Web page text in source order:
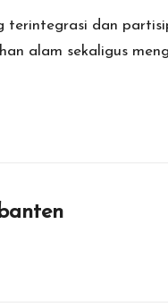
terintegrasi dan
alam sekaligus